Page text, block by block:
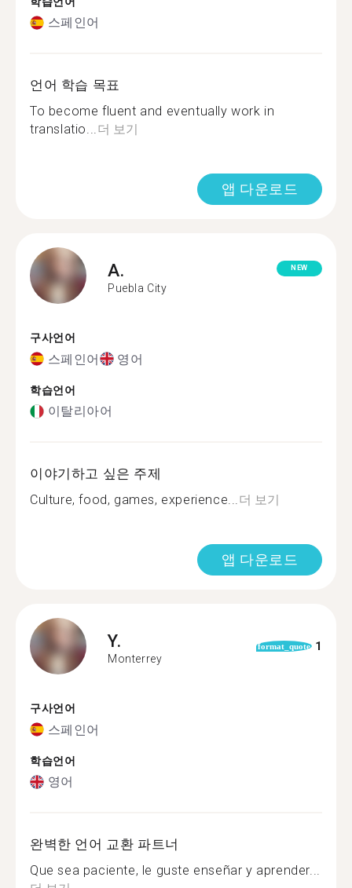
스페인어
언어 학습 목표
To become fluent and eventually work in
translatio...더 보기
앱 다운로드
A.
Puebla City
NEW
구사언어
스페인어 영어
학습언어
이탈리아어
이야기하고 싶은 주제
Culture, food, games, experience...더 보기
앱 다운로드
Y.
Monterrey
format_quote 1
구사언어
스페인어
학습언어
영어
완벽한 언어 교환 파트너
Que sea paciente, le guste enseñar y aprender...